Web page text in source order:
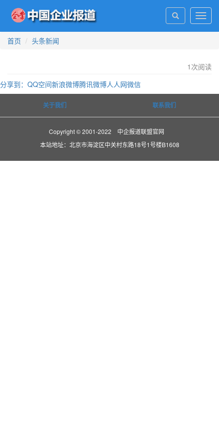
首页
头条新闻
1 次阅读
分享到： QQ空间新浪微博腾讯微博人人网微信
关于我们 联系我们
Copyright © 2001-2022 中企报道联盟官网
本站地址：北京市海淀区中关村东路18号1号楼B1608